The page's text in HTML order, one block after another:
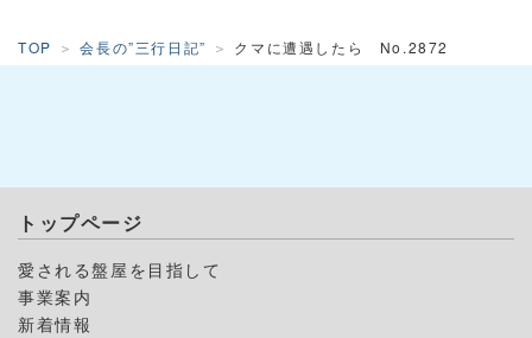
TOP 会長の”三行日記” クマに遭遇したら No.2872
トップページ
愛される盤屋を目指して
事業案内
新着情報